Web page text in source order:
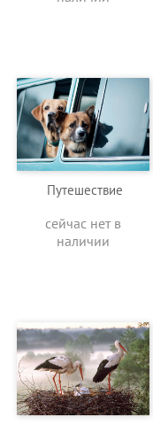
Путешествие
сейчас нет в
наличии